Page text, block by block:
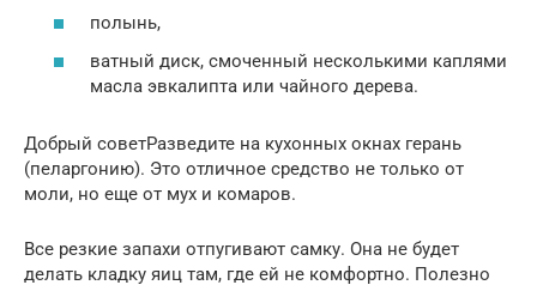
полынь,
ватный диск, смоченный несколькими каплями
масла эвкалипта или чайного дерева.
Добрый советРазведите на кухонных окнах герань
(пеларгонию). Это отличное средство не только от
моли, но еще от мух и комаров.
Все резкие запахи отпугивают самку. Она не будет
делать кладку яиц там, где ей не комфортно. Полезно